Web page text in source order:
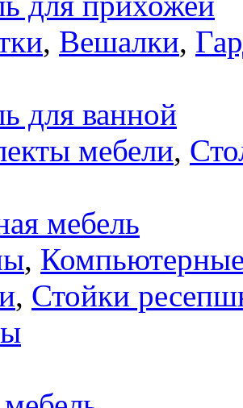
, Вешалки,
для ванной
мебели,
мебель
,
, Стойки